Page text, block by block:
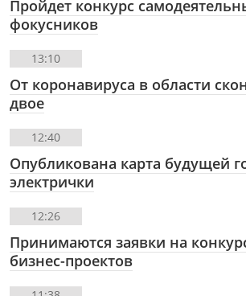
Пройдет конкурс
фокусников
13:10
От коронавируса в области
двое
12:40
Опубликована карта будущей
электрички
12:26
Принимаются заявки на
бизнес-проектов